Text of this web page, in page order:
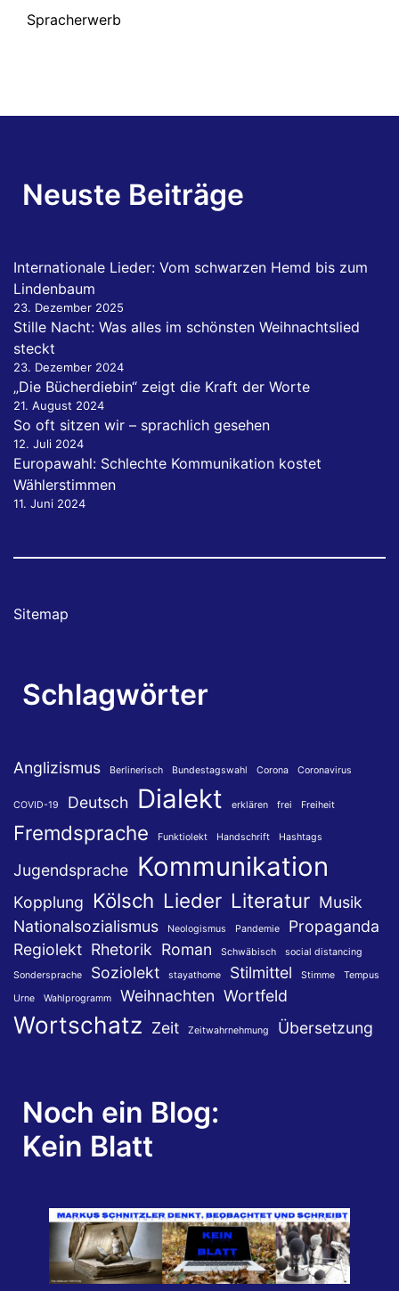
Spracherwerb
Neuste Beiträge
Internationale Lieder: Vom schwarzen Hemd bis zum
Lindenbaum
23. Dezember 2025
Stille Nacht: Was alles im schönsten Weihnachtslied
steckt
23. Dezember 2024
„Die Bücherdiebin“ zeigt die Kraft der Worte
21. August 2024
So oft sitzen wir – sprachlich gesehen
12. Juli 2024
Europawahl: Schlechte Kommunikation kostet
Wählerstimmen
11. Juni 2024
Sitemap
Schlagwörter
Anglizismus Berlinerisch Bundestagswahl Corona Coronavirus
COVID-19 Deutsch Dialekt erklären frei Freiheit
Fremdsprache Funktiolekt Handschrift Hashtags
Jugendsprache Kommunikation
Kopplung Kölsch Lieder Literatur Musik
Nationalsozialismus
Neologismus Pandemie
Propaganda
Regiolekt Rhetorik Roman Schwäbisch
social distancing
Sondersprache
Soziolekt stayathome Stilmittel Stimme
Tempus
Urne
Wahlprogramm Weihnachten Wortfeld
Wortschatz Zeit Zeitwahrnehmung Übersetzung
Noch ein Blog:
Kein Blatt